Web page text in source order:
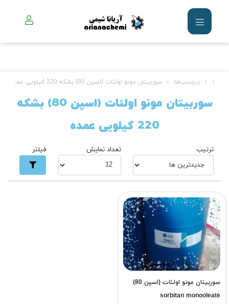
برچسب‌ها سوربیتان مونو اولئات (اسپن 80) بشکه 220 کیلویی عمده
سوربیتان مونو اولئات (اسپن 80) بشکه
220 کیلویی عمده
ترتیب تعداد نمایش فیلتر
سوربیتان مونو اولئات (اسپن 80)
sorbitan monooleate